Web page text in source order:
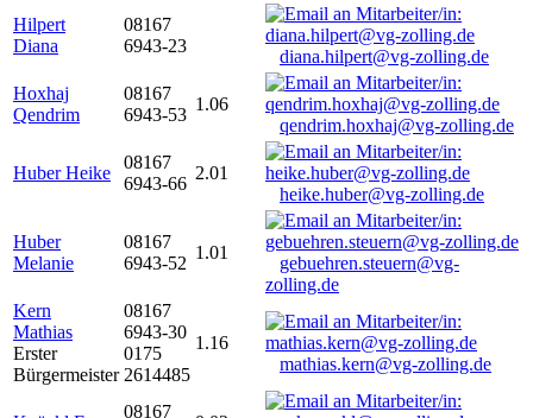
Hilpert
Diana
08167
6943-23
diana.hilpert@vg-zolling.de
Hoxhaj
Qendrim
08167
6943-53
1.06
qendrim.hoxhaj@vg-zolling.de
Huber Heike
08167
6943-66
2.01
heike.huber@vg-zolling.de
Huber
Melanie
08167
6943-52
1.01
gebuehren.steuern@vg-
zolling.de
Kern
Mathias
Erster
Bürgermeister
08167
6943-30
0175
2614485
1.16
mathias.kern@vg-zolling.de
08167